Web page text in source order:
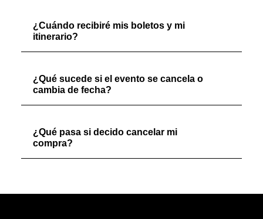
¿Cuándo recibiré mis boletos y mi
itinerario?
¿Qué sucede si el evento se cancela o
cambia de fecha?
¿Qué pasa si decido cancelar mi
compra?